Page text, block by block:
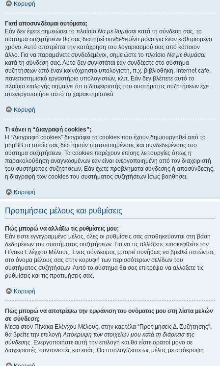
Κορυφή
Γιατί αποσυνδέομαι αυτόματα;
Εάν δεν έχετε σημειώσει το πλαίσιο Να με θυμάσαι κατά τη σύνδεση σας, το
σύστημα συζητήσεων θα σας διατηρεί συνδεδεμένο μόνο για έναν καθορισμένο
χρόνο. Αυτό αποτρέπει την κατάχρηση του λογαριασμού σας από κάποιον
άλλο. Για να παραμείνετε συνδεδεμένοι, σημειώστε το πλαίσιο Να με θυμάσαι
κατά τη σύνδεση σας. Αυτό δεν συνιστάται εάν συνδέεστε στο σύστημα
συζητήσεων από έναν κοινόχρηστο υπολογιστή, π.χ. βιβλιοθήκη, internet cafe,
πανεπιστημιακό εργαστήριο υπολογιστών, κλπ. Εάν δεν βλέπετε αυτό το
πλαίσιο επιλογής σημαίνει ότι ο διαχειριστής του συστήματος συζητήσεων έχει
απενεργοποιήσει αυτό το χαρακτηριστικό.
Κορυφή
Τι κάνει η “Διαγραφή cookies”;
Η “Διαγραφή cookies” διαγράφει τα cookies που έχουν δημιουργηθεί από το
phpBB τα οποία σας διατηρούν πιστοποιημένους και συνδεδεμένους στο
σύστημα συζητήσεων. Τα cookies παρέχουν επίσης λειτουργίες όπως η
παρακολούθηση αναγνωσμένων εάν είναι ενεργοποιημένη από τον διαχειριστή
του συστήματος συζητήσεων. Εάν έχετε προβλήματα σύνδεσης ή αποσύνδεσης,
η διαγραφή των cookies του συστήματος συζητήσεων ίσως βοηθήσει.
Κορυφή
Προτιμήσεις μέλους και ρυθμίσεις
Πώς μπορώ να αλλάξω τις ρυθμίσεις μου;
Εάν είστε εγγεγραμμένο μέλος, όλες οι ρυθμίσεις σας αποθηκεύονται στη βάση
δεδομένων του συστήματος συζητήσεων. Για να τις αλλάξετε, επισκεφθείτε τον
Πίνακα Ελέγχου Μέλους. Ένας σύνδεσμος μπορεί συνήθως να βρεθεί πατώντας
στο όνομα μέλους σας στην κορυφή των περισσότερων σελίδων του
συστήματος συζητήσεων. Αυτό το σύστημα θα σας επιτρέψει να αλλάξετε τις
ρυθμίσεις και τις προτιμήσεις σας.
Κορυφή
Πώς μπορώ να αποτρέψω την εμφάνιση του ονόματος μου στη λίστα μελών
σε σύνδεση;
Μέσα στον Πίνακα Ελέγχου Μέλους, στην καρτέλα “Προτιμήσεις Δ. Συζήτησης”,
θα βρείτε την επιλογήΑπόκρυψη των στοιχείων μου κατά τη διάρκεια της
σύνδεσης. Ενεργοποιήστε αυτή την επιλογή και θα είστε ορατοί μόνο σε
διαχειριστές, συντονιστές και εσάς. Θα υπολογίζεστε ως μέλος με απόκρυψη.